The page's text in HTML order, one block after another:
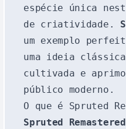
espécie única
de criatividade.
um exemplo
uma ideia clássica
cultivada e
público moderno.
O que é Spruted
Spruted Remastered